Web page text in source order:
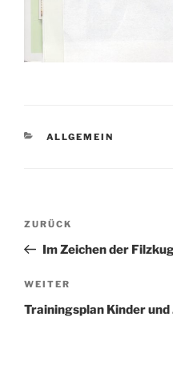
KATEGORIEN
ALLGEMEIN
Beitragsnavigation
Vorheriger
Beitrag
ZURÜCK
Im Zeichen der
Nächster
Beitrag
WEITER
Trainingsplan Kinder